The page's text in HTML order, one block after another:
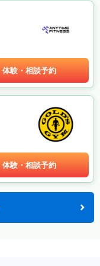
体験・相談予約
体験・相談予約